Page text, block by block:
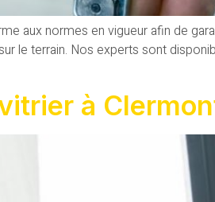
aux normes en vigueur afin de
le terrain. Nos experts sont
à